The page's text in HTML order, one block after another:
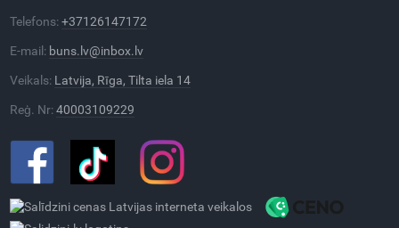
Telefons:+37126147172
E-mail: buns.lv@inbox.lv
Veikals: Latvija, Rīga, Tilta iela 14
Reģ. Nr:40003109229